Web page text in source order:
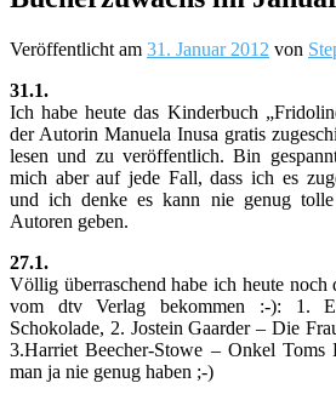
Veröffentlicht am 31. Januar 2012 von
31.1.
Ich habe heute das Kinderbuch
der Autorin Manuela Inusa gratis
lesen und zu veröffentlich. Bin
mich aber auf jede Fall, dass ich es
und ich denke es kann nie genug
Autoren geben.
27.1.
Völlig überraschend habe ich heute noch
vom dtv Verlag bekommen :-): 1.
Schokolade, 2. Jostein Gaarder – Die
3.Harriet Beecher-Stowe – Onkel Toms
man ja nie genug haben ;-)